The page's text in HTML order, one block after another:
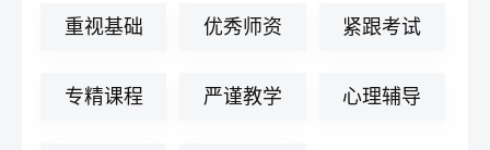
重视基础 优秀师资 紧跟考试
专精课程 严谨教学 心理辅导